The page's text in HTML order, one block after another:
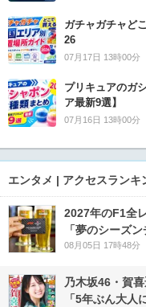
ガチャガチャど
26
07月17日 13時00分
プリキュアのガ
ア最新9選】
07月16日 13時00分
エンタメ | アクセスランキ
2027年のF1全
「夢のシーズ
08月05日 17時48分
乃木坂46・賀
「5年ぶん大人